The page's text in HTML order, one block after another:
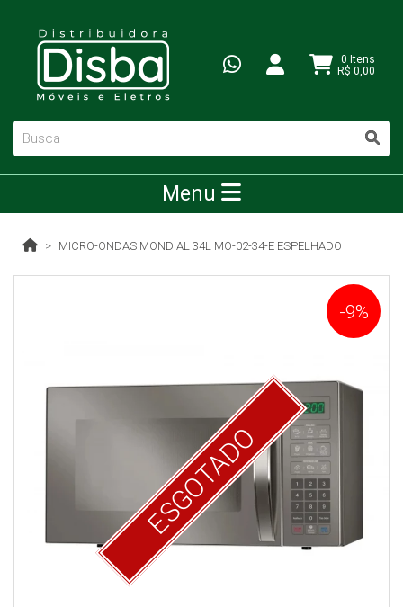
0 Itens
R$ 0,00
Menu
MICRO-ONDAS MONDIAL 34L MO-02-34-E ESPELHADO
ESGOTADO
-9%